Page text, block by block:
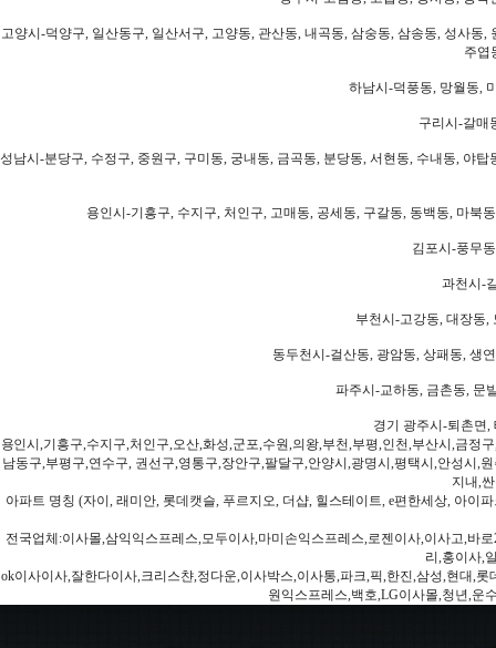
고양시-덕양구, 일산동구, 일산서구, 고양동, 관산동, 내곡동, 삼숭동, 삼송동, 성사
주엽
하남시-덕풍동, 망월동,
구리시-갈매
성남시-분당구, 수정구, 중원구, 구미동, 궁내동, 금곡동, 분당동, 서현동, 수내동, 야
용인시-기흥구, 수지구, 처인구, 고매동, 공세동, 구갈동, 동백동, 마북
김포시-풍무
과천시-
부천시-고강동, 대장동,
동두천시-걸산동, 광암동, 상패동, 생
파주시-교하동, 금촌동, 문
경기 광주시-퇴촌면,
용인시,기흥구,수지구,처인구,오산,화성,군포,수원,의왕,부천,부평,인천,부산시,금
남동구,부평구,연수구, 권선구,영통구,장안구,팔달구,안양시,광명시,평택시,안성시,
지내,
아파트 명칭 (자이, 래미안, 롯데캣슬, 푸르지오, 더샵, 힐스테이트, e편한세상, 아이
전국업체:이사몰,삼익익스프레스,모두이사,마미손익스프레스,로젠이사,이사고,바
리,홍이사,
ok이사이사,잘한다이사,크리스챤,정다운,이사박스,이사통,파크,픽,한진,삼성,현대,
원익스프레스,백호,LG이사몰,청년,운